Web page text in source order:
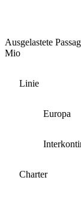
Ausgelastete
Mio
Linie
Europa
Charter